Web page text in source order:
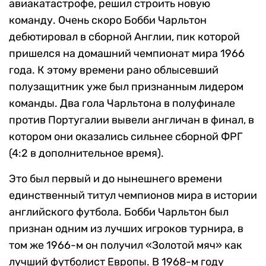
авиакатастрофе, решил строить новую
команду. Очень скоро Бобби Чарльтон
дебютировал в сборной Англии, пик которой
пришелся на домашний чемпионат мира 1966
года. К этому времени рано облысевший
полузащитник уже был признанным лидером
команды. Два гола Чарльтона в полуфинале
против Португалии вывели англичан в финал, в
котором они оказались сильнее сборной ФРГ
(4:2 в дополнительное время).
Это был первый и до нынешнего времени
единственный титул чемпионов мира в истории
английского футбола. Бобби Чарльтон был
признан одним из лучших игроков турнира, в
том же 1966-м он получил «Золотой мяч» как
лучший футболист Европы. В 1968-м году